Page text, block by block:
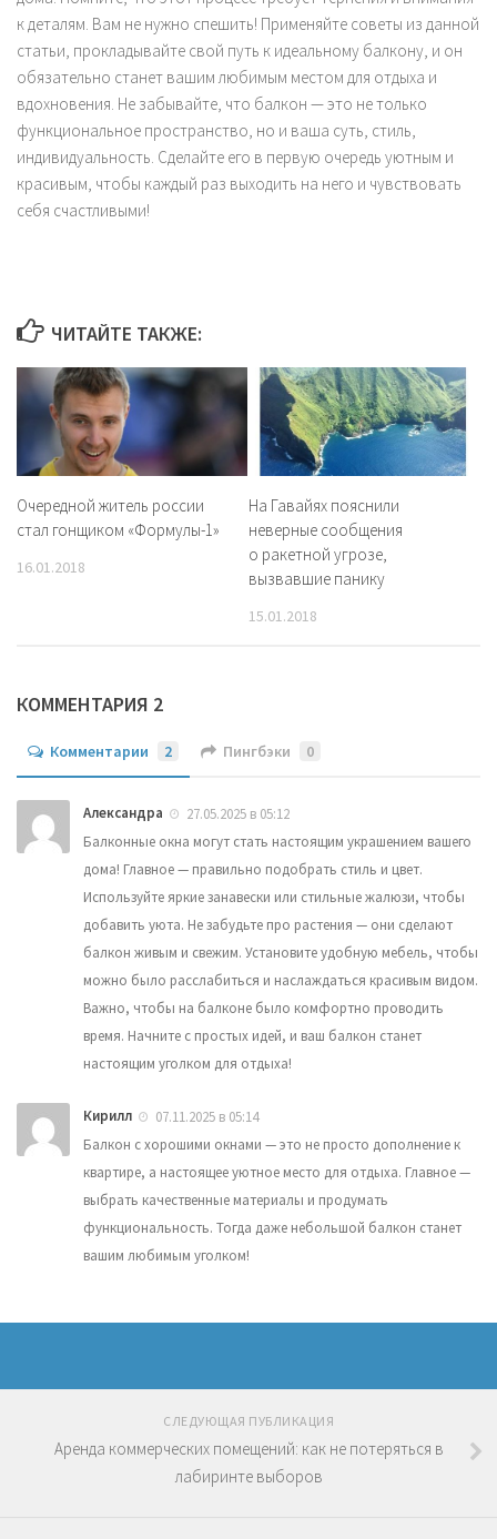
к деталям. Вам не нужно спешить! Применяйте советы из данной
статьи, прокладывайте свой путь к идеальному балкону, и он
обязательно станет вашим любимым местом для отдыха и
вдохновения. Не забывайте, что балкон — это не только
функциональное пространство, но и ваша суть, стиль,
индивидуальность. Сделайте его в первую очередь уютным и
красивым, чтобы каждый раз выходить на него и чувствовать
себя счастливыми!
ЧИТАЙТЕ ТАКЖЕ:
Очередной житель россии
стал гонщиком «Формулы-1»
16.01.2018
На Гавайях пояснили
неверные сообщения
о ракетной угрозе,
вызвавшие панику
15.01.2018
КОММЕНТАРИЯ 2
Комментарии 2 Пингбэки 0
Александра
27.05.2025 в 05:12
Балконные окна могут стать настоящим украшением вашего
дома! Главное — правильно подобрать стиль и цвет.
Используйте яркие занавески или стильные жалюзи, чтобы
добавить уюта. Не забудьте про растения — они сделают
балкон живым и свежим. Установите удобную мебель, чтобы
можно было расслабиться и наслаждаться красивым видом.
Важно, чтобы на балконе было комфортно проводить
время. Начните с простых идей, и ваш балкон станет
настоящим уголком для отдыха!
Кирилл
07.11.2025 в 05:14
Балкон с хорошими окнами — это не просто дополнение к
квартире, а настоящее уютное место для отдыха. Главное —
выбрать качественные материалы и продумать
функциональность. Тогда даже небольшой балкон станет
вашим любимым уголком!
СЛЕДУЮЩАЯ ПУБЛИКАЦИЯ
Аренда коммерческих помещений: как не потеряться в
лабиринте выборов